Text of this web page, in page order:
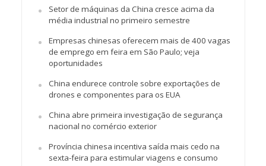
Setor de máquinas da China cresce acima da
média industrial no primeiro semestre
Empresas chinesas oferecem mais de 400 vagas
de emprego em feira em São Paulo; veja
oportunidades
China endurece controle sobre exportações de
drones e componentes para os EUA
China abre primeira investigação de segurança
nacional no comércio exterior
Província chinesa incentiva saída mais cedo na
sexta-feira para estimular viagens e consumo